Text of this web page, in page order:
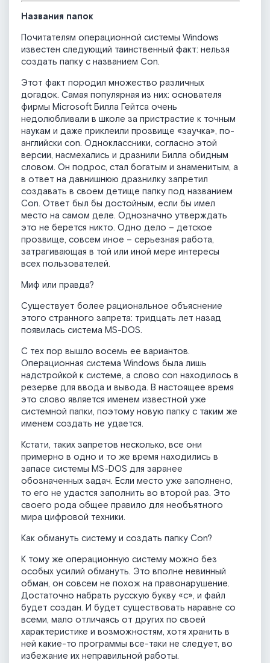
Названия папок
Почитателям операционной системы Windows
известен следующий таинственный факт: нельзя
создать папку с названием Con.
Этот факт породил множество различных
догадок. Самая популярная из них: основателя
фирмы Microsoft Билла Гейтса очень
недолюбливали в школе за пристрастие к точным
наукам и даже приклеили прозвище «заучка», по-
английски con. Одноклассники, согласно этой
версии, насмехались и дразнили Билла обидным
словом. Он подрос, стал богатым и знаменитым, а
в ответ на давнишнюю дразнилку запретил
создавать в своем детище папку под названием
Con. Ответ был бы достойным, если бы имел
место на самом деле. Однозначно утверждать
это не берется никто. Одно дело – детское
прозвище, совсем иное – серьезная работа,
затрагивающая в той или иной мере интересы
всех пользователей.
Миф или правда?
Существует более рациональное объяснение
этого странного запрета: тридцать лет назад
появилась система MS-DOS.
С тех пор вышло восемь ее вариантов.
Операционная система Windows была лишь
надстройкой к системе, а слово con находилось в
резерве для ввода и вывода. В настоящее время
это слово является именем известной уже
системной папки, поэтому новую папку с таким же
именем создать не удается.
Кстати, таких запретов несколько, все они
примерно в одно и то же время находились в
запасе системы MS-DOS для заранее
обозначенных задач. Если место уже заполнено,
то его не удастся заполнить во второй раз. Это
своего рода общее правило для необъятного
мира цифровой техники.
Как обмануть систему и создать папку Con?
К тому же операционную систему можно без
особых усилий обмануть. Это вполне невинный
обман, он совсем не похож на правонарушение.
Достаточно набрать русскую букву «с», и файл
будет создан. И будет существовать наравне со
всеми, мало отличаясь от других по своей
характеристике и возможностям, хотя хранить в
ней какие-то программы все-таки не следует, во
избежание их неправильной работы.